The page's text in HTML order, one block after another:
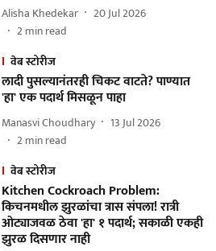
Alisha Khedekar
20 Jul 2026
2min read
वेब स्टोरीज
लादी पुसल्यानंतरही चिकट वाटते? पाण्यात
'हा' एक पदार्थ मिसळून पाहा
Manasvi Choudhary
13 Jul 2026
2min read
वेब स्टोरीज
Kitchen Cockroach Problem:
किचनमधील झुरळांचा त्रास संपला! रात्री
ओट्याजवळ ठेवा 'हा' १ पदार्थ; सकाळी एकही
झुरळ दिसणार नाही